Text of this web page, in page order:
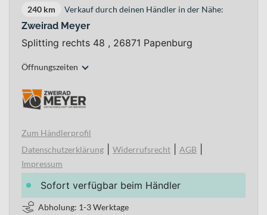
240 km Verkauf durch deinen Händler in der Nähe:
Zweirad Meyer
Splitting rechts 48 , 26871 Papenburg
Öffnungszeiten
Zum Händlerprofil
Datenschutzerklärung
Widerrufsrecht AGB
Impressum
Sofort verfügbar beim Händler
Abholung: 1-3 Werktage